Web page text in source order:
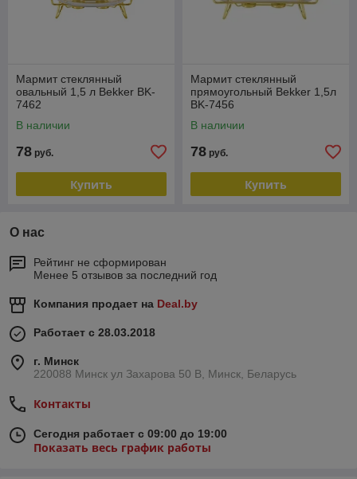
Мармит стеклянный
овальный 1,5 л Bekker BK-
7462
В наличии
78 руб.
Купить
Мармит стеклянный
прямоугольный Bekker 1,5л
BK-7456
В наличии
78 руб.
Купить
О нас
Рейтинг не сформирован
Менее 5 отзывов за последний год
Компания продает на Deal.by
Работает с 28.03.2018
г. Минск
220088 Минск ул Захарова 50 В, Минск, Беларусь
Контакты
Сегодня работает с 09:00 до 19:00
Показать весь график работы